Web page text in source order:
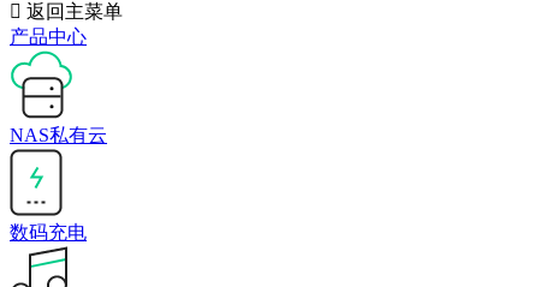
 返回主菜单
产品中心
NAS私有云
数码充电